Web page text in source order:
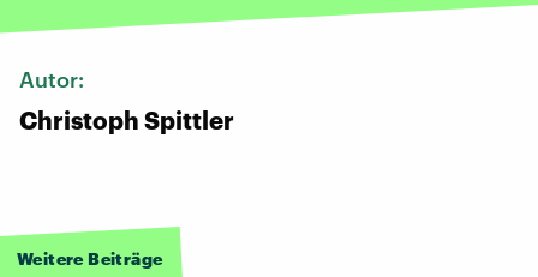
Autor:
Christoph Spittler
Weitere Beiträge